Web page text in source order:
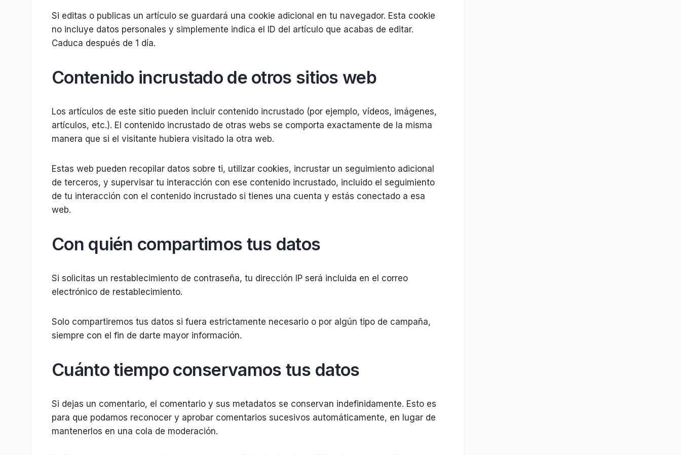
Si editas o publicas un artículo se guardará una cookie adicional en tu navegador. Esta cookie
no incluye datos personales y simplemente indica el ID del artículo que acabas de editar.
Caduca después de 1 día.
Contenido incrustado de otros sitios web
Los artículos de este sitio pueden incluir contenido incrustado (por ejemplo, vídeos, imágenes,
artículos, etc.). El contenido incrustado de otras webs se comporta exactamente de la misma
manera que si el visitante hubiera visitado la otra web.
Estas web pueden recopilar datos sobre ti, utilizar cookies, incrustar un seguimiento adicional
de terceros, y supervisar tu interacción con ese contenido incrustado, incluido el seguimiento
de tu interacción con el contenido incrustado si tienes una cuenta y estás conectado a esa
web.
Con quién compartimos tus datos
Si solicitas un restablecimiento de contraseña, tu dirección IP será incluida en el correo
electrónico de restablecimiento.
Solo compartiremos tus datos si fuera estrictamente necesario o por algún tipo de campaña,
siempre con el fin de darte mayor información.
Cuánto tiempo conservamos tus datos
Si dejas un comentario, el comentario y sus metadatos se conservan indefinidamente. Esto es
para que podamos reconocer y aprobar comentarios sucesivos automáticamente, en lugar de
mantenerlos en una cola de moderación.